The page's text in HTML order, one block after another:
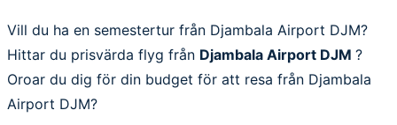
Vill du ha en semestertur från Djambala Airport DJM?
Hittar du prisvärda flyg från Djambala Airport DJM ?
Oroar du dig för din budget för att resa från Djambala
Airport DJM?